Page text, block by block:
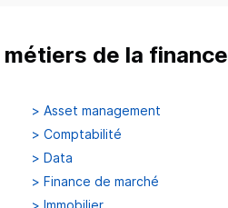
de la finance
> Asset management
> Comptabilité
> Data
> Finance de marché
> Immobilier